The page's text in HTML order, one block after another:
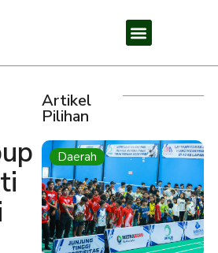
Artikel
Pilihan
Daerah